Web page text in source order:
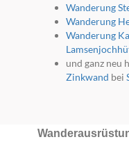
Wanderung
Wanderung
Wanderung
und ganz neu
Zinkwand bei